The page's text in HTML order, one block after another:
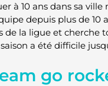
à 10 ans dans sa ville
depuis plus de 10
de la ligue et cherche
a été difficile
go